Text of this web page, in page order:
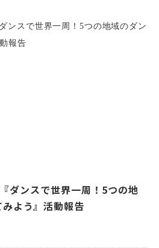
ダンスで世界一周！5つの地
よう』活動報告